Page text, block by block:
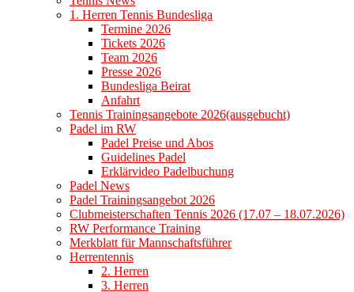
1. Herren Tennis Bundesliga
Termine 2026
Tickets 2026
Team 2026
Presse 2026
Bundesliga Beirat
Anfahrt
Tennis Trainingsangebote 2026(ausgebucht)
Padel im RW
Padel Preise und Abos
Guidelines Padel
Erklärvideo Padelbuchung
Padel News
Padel Trainingsangebot 2026
Clubmeisterschaften Tennis 2026 (17.07 – 18.07.2026)
RW Performance Training
Merkblatt für Mannschaftsführer
Herrentennis
2. Herren
3. Herren